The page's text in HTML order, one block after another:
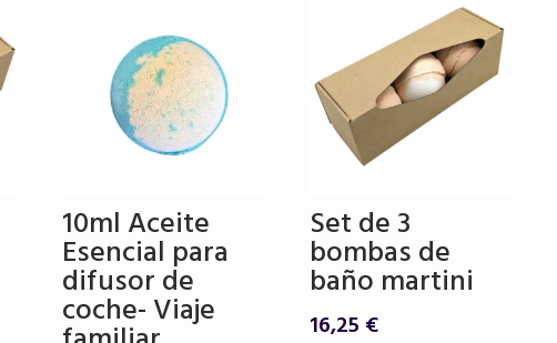
10ml Aceite
Esencial para
difusor de
coche- Viaje
Set de 3
bombas de
baño martini
16,25 €